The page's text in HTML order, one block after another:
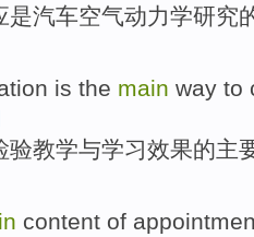
是汽车空气动力学研究
is the main way to
验教学与学习效果的主
content of